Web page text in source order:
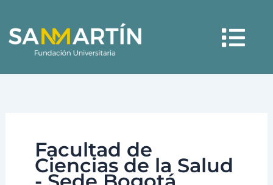
contenido
Menú
Facultad de
Ciencias de la Salud